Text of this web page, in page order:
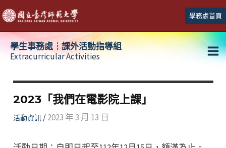
跳
至
主
學務處首頁
學生事務處┆課外活動指導組
Extracurricular Activities
2023「我們在電影院上課」
活動資訊/2023 年 3 月 13 日